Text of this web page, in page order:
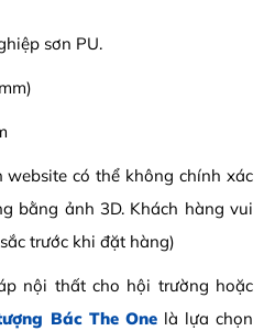
sơn PU.
website có thể không chính xác
bằng ảnh 3D. Khách hàng vui
trước khi đặt hàng)
nội thất cho hội trường hoặc
Bác The Onelà lựa chọn